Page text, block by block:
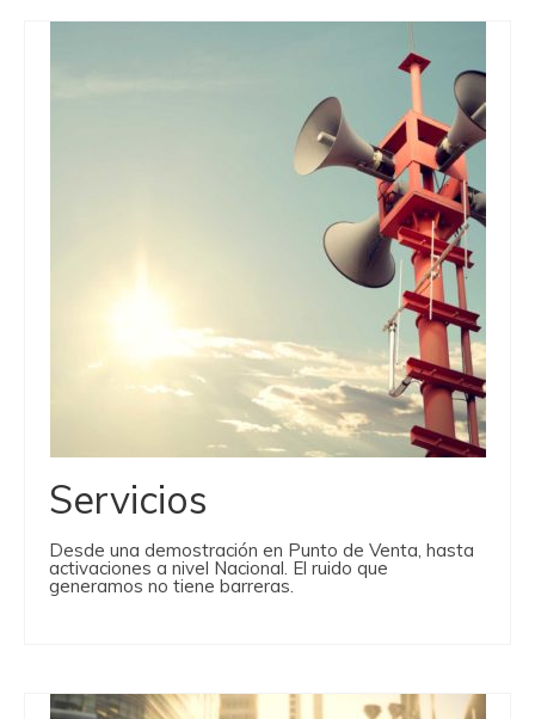
Servicios
Desde una demostración en Punto de Venta, hasta
activaciones a nivel Nacional. El ruido que
generamos no tiene barreras.